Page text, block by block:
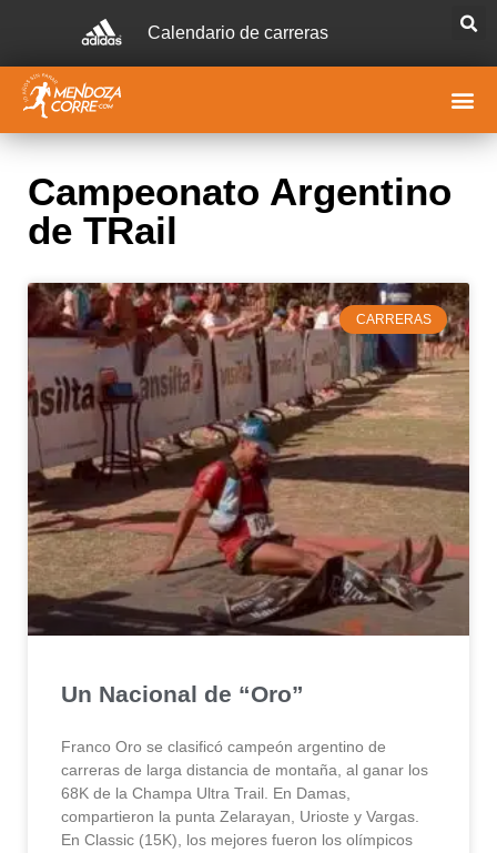
Calendario de carreras
Campeonato Argentino
de TRail
CARRERAS
Un Nacional de “Oro”
Franco Oro se clasificó campeón argentino de
carreras de larga distancia de montaña, al ganar los
68K de la Champa Ultra Trail. En Damas,
compartieron la punta Zelarayan, Urioste y Vargas.
En Classic (15K), los mejores fueron los olímpicos